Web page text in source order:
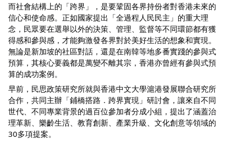
而社會結構上的「跨界」，是要鞏固各界持份者對香港未來的
信心和使命感。正如國家提出「全過程人民民主」的重大理
念，民眾要在選舉以外的決策、管理、監督等不同環節都有獲
得感和參與感，才能夠激發各界對於美好生活的想象和實現。
無論是新加坡的社區對話，還是在南韓等地多番實踐的參與式
預算，其核心要義都是萬變不離其宗，香港亦曾經有參與式預
算的成功案例。
早前，民思政策研究所就與香港中文大學滬港發展聯合研究所
合作，共同主辦「鋪橋搭路．跨界實現」研討會，讓來自不同
世代、不同專業背景的過百位參加者分成小組，提出了涵蓋治
理革新、樂齡生活、教育創新、產業升級、文化創意等領域的
30多項提案。